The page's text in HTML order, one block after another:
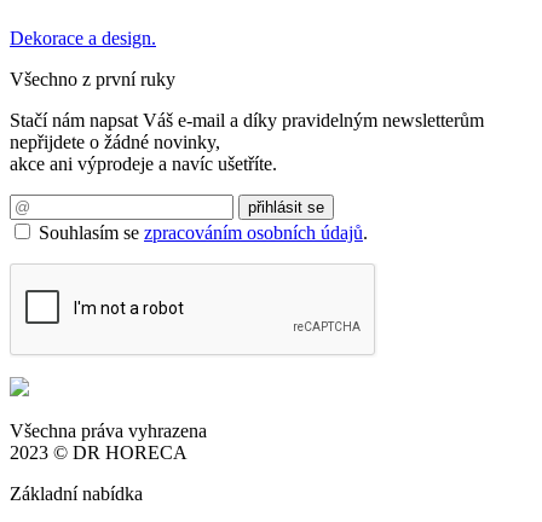
Dekorace a design.
Všechno z první ruky
Stačí nám napsat Váš e-mail a díky pravidelným newsletterům
nepřijdete o žádné novinky,
akce ani výprodeje a navíc ušetříte.
Souhlasím se zpracováním osobních údajů.
Všechna práva vyhrazena
2023 © DR HORECA
Základní nabídka